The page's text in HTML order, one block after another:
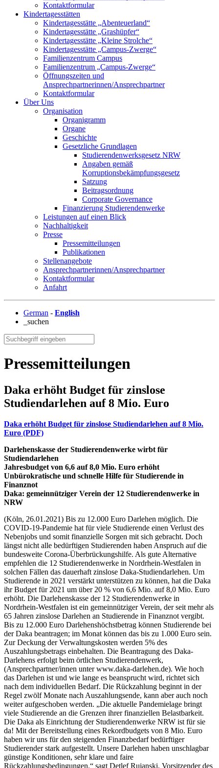
Kontaktformular
Kindertagesstätten
Kindertagesstätte „Abenteuerland“
Kindertagesstätte „Grashüpfer“
Kindertagesstätte „Kleine Strolche“
Kindertagesstätte „Campus-Zwerge“
Familienzentrum Campus
Familienzentrum „Campus-Zwerge“
Öffnungszeiten und
Ansprechpartnerinnen/Ansprechpartner
Kontaktformular
Über Uns
Organisation
Organigramm
Organe
Geschichte
Gesetzliche Grundlagen
Studierendenwerksgesetz NRW
Angaben gemäß
Korruptionsbekämpfungsgesetz
Satzung
Beitragsordnung
Corporate Governance
Finanzierung Studierendenwerke
Leistungen auf einen Blick
Nachhaltigkeit
Presse
Pressemitteilungen
Publikationen
Stellenangebote
Ansprechpartnerinnen/Ansprechpartner
Kontaktformular
Anfahrt
German - English
_suchen
Pressemitteilungen
Daka erhöht Budget für zinslose
Studiendarlehen auf 8 Mio. Euro
Daka erhöht Budget für zinslose Studiendarlehen auf 8 Mio.
Euro (PDF)
Darlehenskasse der Studierendenwerke wirbt für
Studiendarlehen
Jahresbudget von 6,6 auf 8,0 Mio. Euro erhöht
Unbürokratische und schnelle Hilfe für Studierende in
Finanznot
Daka: gemeinnütziger Verein der 12 Studierendenwerke in
NRW
(Köln, 26.01.2021) Bis zu 12.000 Euro Darlehen möglich. Die
COVID-19-Pandemie hat für viele Studierende einen Verlust des
Nebenjobs und somit finanzielle Sorgen mit sich gebracht. Doch
längst nicht alle bedürftigen Studierenden haben Anspruch auf die
bundesweite Corona-Überbrückungshilfe. Als gute Alternative
empfehlen die 12 Studierendenwerke in Nordrhein-Westfalen in
solchen Fällen das dauerhaft zinslose Daka-Studiendarlehen. Um
Studierende in 2021 verstärkt unterstützen zu können, hat die Daka
ihr Budget für 2021 um über 20 % von 6,6 Mio. auf 8,0 Mio. Euro
erhöht. Die Darlehenskasse der 12 Studierendenwerke in
Nordrhein-Westfalen ist ein gemeinnütziger Verein, der seit mehr als
65 Jahren zinslose Darlehen an Studierende in Finanznot vergibt.
Bis zu 12.000 Euro Darlehenshöchstbetrag können Studierende bei
der Daka beantragen; im Monat können das bis zu 1.000 Euro sein.
Zur Deckung der Verwaltungskosten werden 5% des
Auszahlungsbetrags einbehalten. Die Beantragung des Daka-
Darlehens erfolgt beim örtlichen Studierendenwerk,
(Ansprechpartner/innen unter www.daka-darlehen.de). Wie hoch
das Darlehen ist und wie lange es beansprucht wird, richtet sich
nach dem individuellen Bedarf. Die Rückzahlung beginnt in der
Regel zwölf Monate nach Auszahlungsende, kann aber auch noch
weiter aufgeschoben werden. „Die aktuelle Pandemielage bringt
viele Studierende an die Grenzen ihrer finanziellen Belastbarkeit.
Die Daka als Einrichtung der Studierendenwerke NRW ist für sie
da! Mit der Bereitstellung eines Rekordbudgets von 8 Mio. Euro
haben wir uns für den steigenden Finanzbedarf bedürftiger
Studierender stark aufgestellt. Unsere Darlehen haben unschlagbar
günstige Konditionen, sehr klare und faire
Rückzahlungsbedingungen.“ sagt Detlef Rujanski, Vorsitzender des